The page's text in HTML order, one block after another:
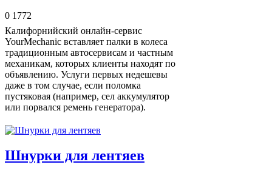
0 1772
Калифорнийский онлайн-сервис
YourMechanic вставляет палки в колеса
традиционным автосервисам и частным
механикам, которых клиенты находят по
объявлению. Услуги первых недешевы
даже в том случае, если поломка
пустяковая (например, сел аккумулятор
или порвался ремень генератора).
Шнурки для лентяев